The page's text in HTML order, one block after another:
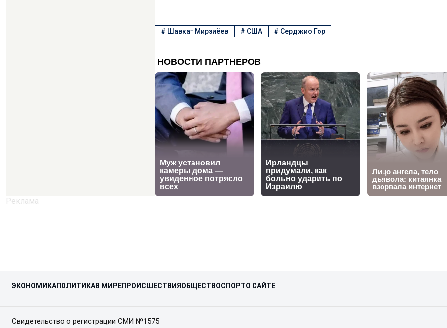
# Шавкат Мирзиёев # США # Серджио Гор
ЭКОНОМИКАПОЛИТИКАВ МИРЕПРОИСШЕСТВИЯ ОБЩЕСТВОСПОРТО САЙТЕ
Свидетельство о регистрации СМИ №1575